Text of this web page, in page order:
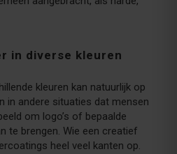
in diverse kleuren
kleuren kan natuurlijk op
in andere situaties dat mensen
om logo’s of bepaalde
te brengen. Wie een creatief
heel veel kanten op.